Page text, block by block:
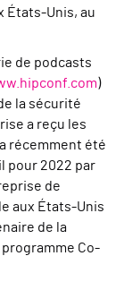
États-Unis, au
de podcasts
)
la sécurité
a reçu les
récemment été
pour 2022 par
de
aux États-Unis
de la
Co-